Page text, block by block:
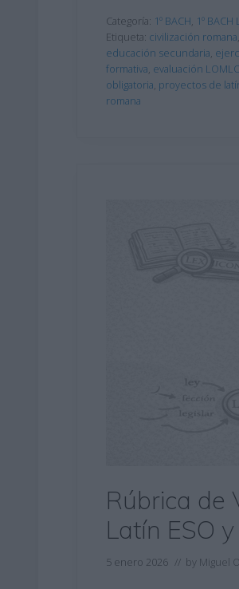
Categoría: 1º BACH, 1º BACH
Etiqueta: civilización romana,
educación secundaria,
formativa, evaluación
obligatoria, proyectos de
romana
Rúbrica de
Latín ESO
5 enero 2026 // by Miguel